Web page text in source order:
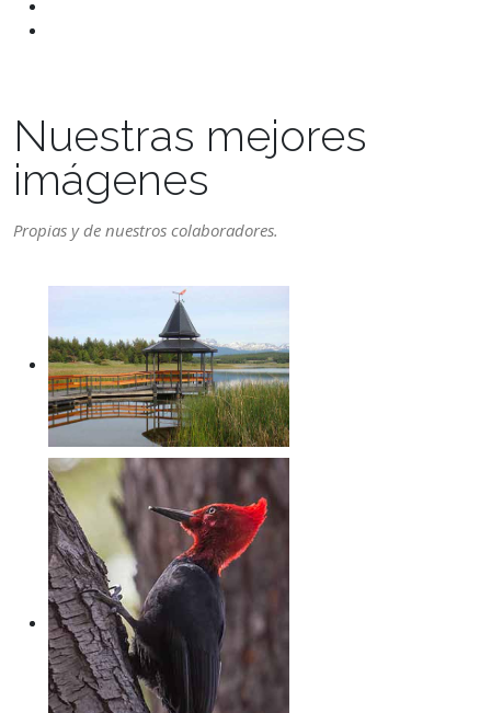
Nuestras mejores
imágenes
Propias y de nuestros colaboradores.